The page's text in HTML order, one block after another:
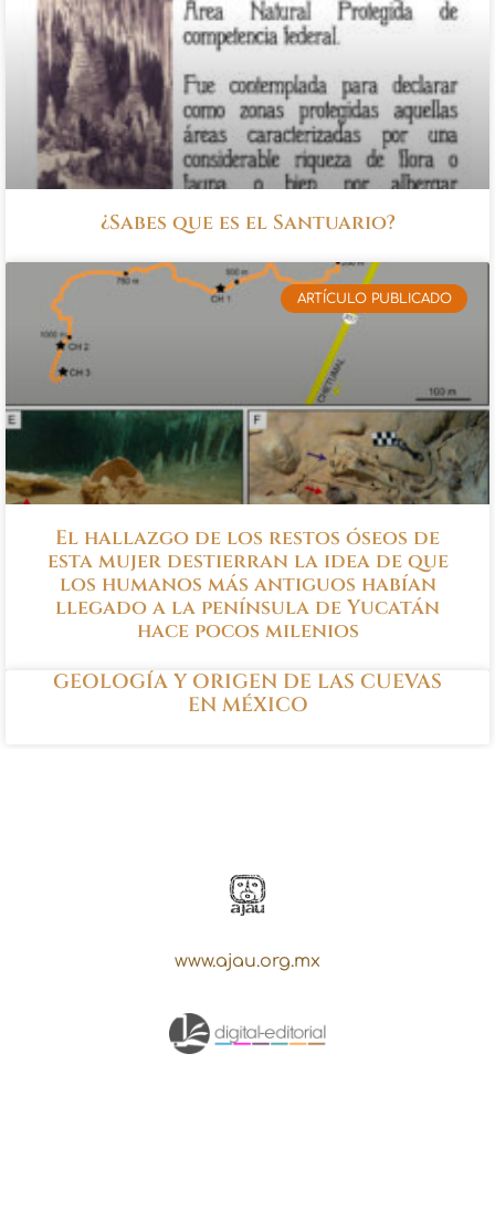
¿Sabes que es el Santuario?
ARTÍCULO PUBLICADO
El hallazgo de los restos óseos de
esta mujer destierran la idea de que
los humanos más antiguos habían
llegado a la península de Yucatán
hace pocos milenios
GEOLOGÍA Y ORIGEN DE LAS CUEVAS
EN MÉXICO
www.ajau.org.mx